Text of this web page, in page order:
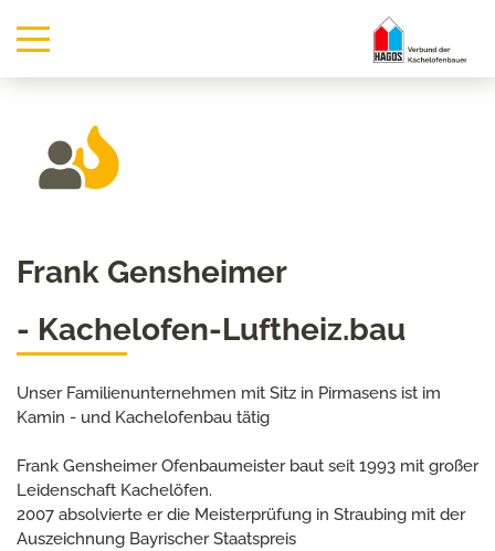
Frank Gensheimer
- Kachelofen-Luftheiz.bau
Unser Familienunternehmen mit Sitz in Pirmasens ist im
Kamin - und Kachelofenbau tätig
Frank Gensheimer Ofenbaumeister baut seit 1993 mit großer
Leidenschaft Kachelöfen.
2007 absolvierte er die Meisterprüfung in Straubing mit der
Auszeichnung Bayrischer Staatspreis